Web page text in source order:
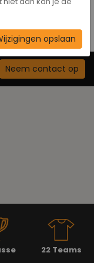
Neem contact op
22 Teams
opslaan